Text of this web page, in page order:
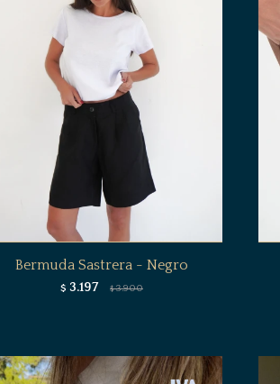
Bermuda Sastrera - Negro
$ 3.197 $ 3.900